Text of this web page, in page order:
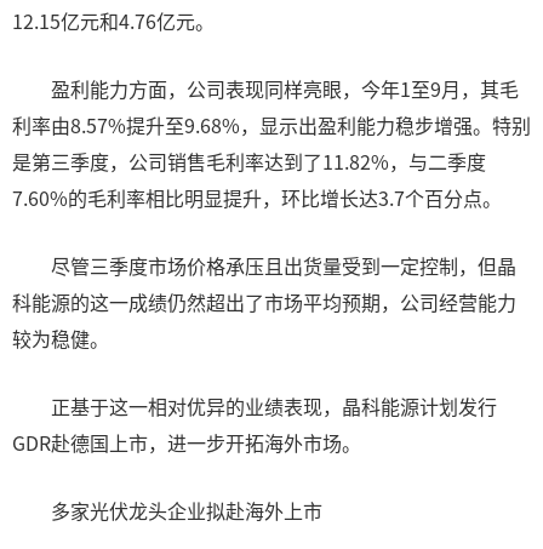
12.15亿元和4.76亿元。
盈利能力方面，公司表现同样亮眼，今年1至9月，其毛
利率由8.57%提升至9.68%，显示出盈利能力稳步增强。特别
是第三季度，公司销售毛利率达到了11.82%，与二季度
7.60%的毛利率相比明显提升，环比增长达3.7个百分点。
尽管三季度市场价格承压且出货量受到一定控制，但晶
科能源的这一成绩仍然超出了市场平均预期，公司经营能力
较为稳健。
正基于这一相对优异的业绩表现，晶科能源计划发行
GDR赴德国上市，进一步开拓海外市场。
多家光伏龙头企业拟赴海外上市